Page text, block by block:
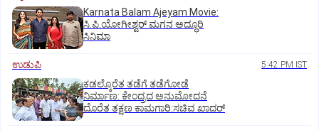
Karnata Balam Ajeyam Movie:
ಸಿ.ಪಿ.ಯೋಗೀಶ್ವರ್‌ ಮಗನ ಅದ್ಧೂರಿ
ಸಿನಿಮಾ
ಉಡುಪಿ 5:42 PM IST
ಕಡಲ್ಕೊರೆತ ತಡೆಗೆ ತಡೆಗೋಡೆ
ನಿರ್ಮಾಣ: ಕೇಂದ್ರದ ಅನುಮೋದನೆ
ದೊರೆತ ತಕ್ಷಣ ಕಾಮಗಾರಿ:ಸಚಿವ ಖಾದರ್